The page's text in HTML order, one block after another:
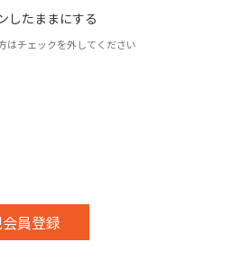
したままにする
はチェックを外してください